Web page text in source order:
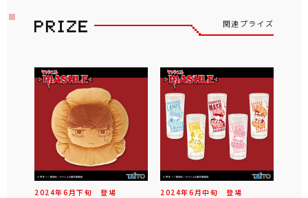
関連プライズ
2024年6 月下旬 登場 2024年6 月中旬 登場